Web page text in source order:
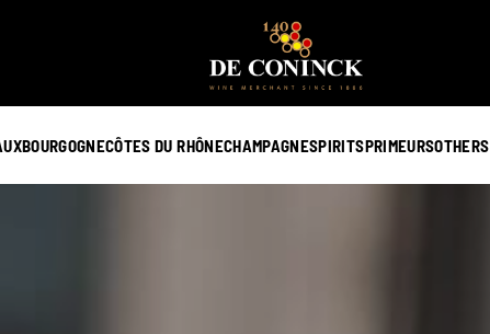
BOURGOGNECÔTES DU RHÔNECHAMPAGNESPIRITSPRIMEURSOTHERS